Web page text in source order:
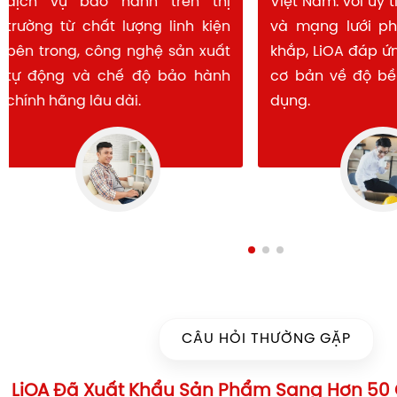
trường từ chất lượng linh kiện
bên trong, công nghệ sản xuất
tự động và chế độ bảo hành
chính hãng lâu dài.
và mạng lưới
khắp, LiOA
cơ bản về độ
dụng.
CÂU HỎI THƯỜNG GẶP
LiOA Đã Xuất Khẩu Sản Phẩm Sang Hơn 50